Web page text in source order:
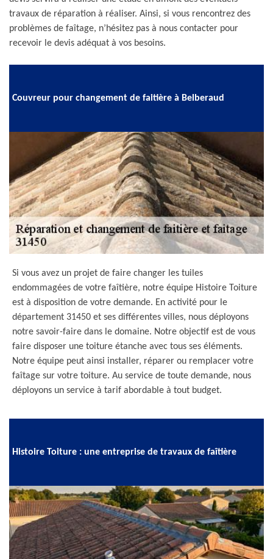
travaux de réparation à réaliser. Ainsi, si vous rencontrez des
problèmes de faîtage, n’hésitez pas à nous contacter pour
recevoir le devis adéquat à vos besoins.
Couvreur pour changement de faitière à Belberaud
Si vous avez un projet de faire changer les tuiles
endommagées de votre faîtière, notre équipe Histoire Toiture
est à disposition de votre demande. En activité pour le
département 31450 et ses différentes villes, nous déployons
notre savoir-faire dans le domaine. Notre objectif est de vous
faire disposer une toiture étanche avec tous ses éléments.
Notre équipe peut ainsi installer, réparer ou remplacer votre
faîtage sur votre toiture. Au service de toute demande, nous
déployons un service à tarif abordable à tout budget.
Histoire Toiture : une entreprise de travaux de faîtière